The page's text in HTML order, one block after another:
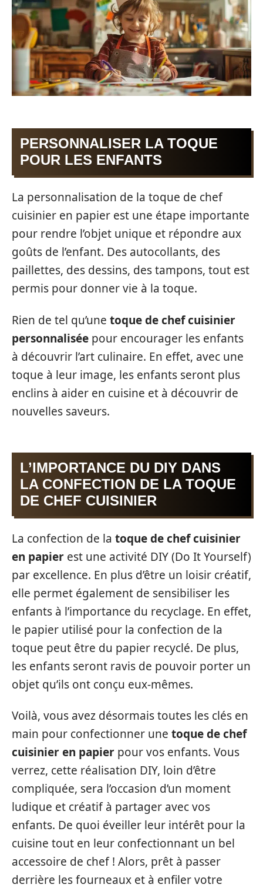
PERSONNALISER LA TOQUE
POUR LES ENFANTS
La personnalisation de la toque de chef
cuisinier en papier est une étape importante
pour rendre l’objet unique et répondre aux
goûts de l’enfant. Des autocollants, des
paillettes, des dessins, des tampons, tout est
permis pour donner vie à la toque.
Rien de tel qu’une toque de chef cuisinier
personnalisée pour encourager les enfants
à découvrir l’art culinaire. En effet, avec une
toque à leur image, les enfants seront plus
enclins à aider en cuisine et à découvrir de
nouvelles saveurs.
L’IMPORTANCE DU DIY DANS
LA CONFECTION DE LA TOQUE
DE CHEF CUISINIER
La confection de la toque de chef cuisinier
en papier est une activité DIY (Do It Yourself)
par excellence. En plus d’être un loisir créatif,
elle permet également de sensibiliser les
enfants à l’importance du recyclage. En effet,
le papier utilisé pour la confection de la
toque peut être du papier recyclé. De plus,
les enfants seront ravis de pouvoir porter un
objet qu’ils ont conçu eux-mêmes.
Voilà, vous avez désormais toutes les clés en
main pour confectionner une toque de chef
cuisinier en papier pour vos enfants. Vous
verrez, cette réalisation DIY, loin d’être
compliquée, sera l’occasion d’un moment
ludique et créatif à partager avec vos
enfants. De quoi éveiller leur intérêt pour la
cuisine tout en leur confectionnant un bel
accessoire de chef ! Alors, prêt à passer
derrière les fourneaux et à enfiler votre